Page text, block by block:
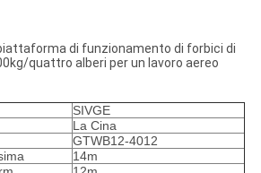
di funzionamento di forbici di
quattro alberi per un lavoro aereo
SIVGE
La Cina
GTWB12-4012
14m